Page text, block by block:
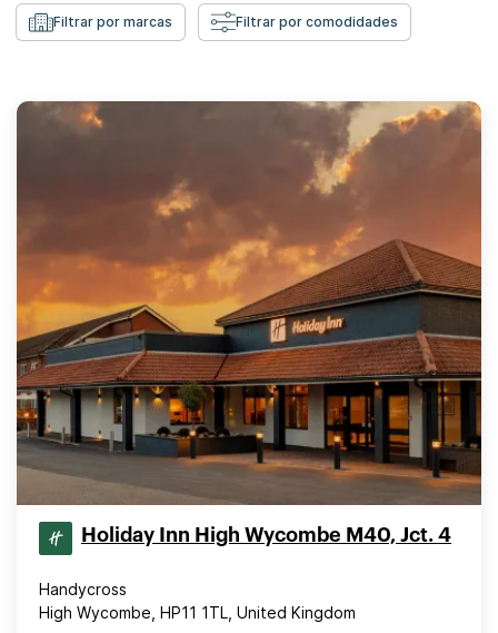
Filtrar por marcas Filtrar por comodidades
Holiday Inn High Wycombe M40, Jct. 4
Handycross
High Wycombe, HP11 1TL, United Kingdom